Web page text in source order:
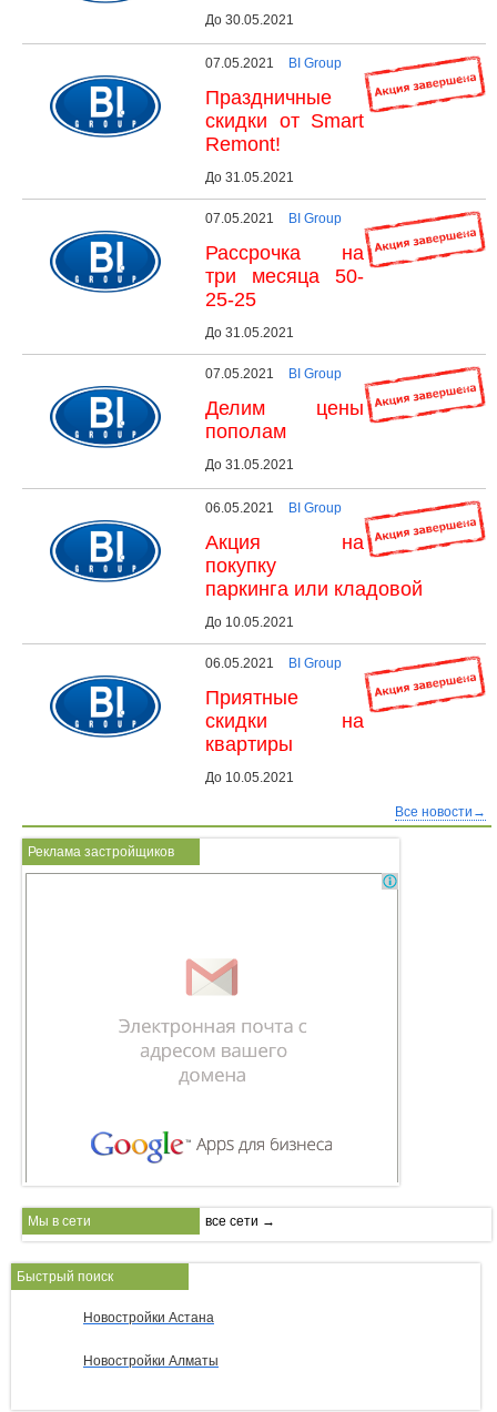
До 30.05.2021
07.05.2021 BI Group
Праздничные
скидки от Smart
Remont!
До 31.05.2021
07.05.2021 BI Group
Рассрочка на
три месяца 50-
25-25
До 31.05.2021
07.05.2021 BI Group
Делим цены
пополам
До 31.05.2021
06.05.2021 BI Group
Акция на
покупку
паркинга или кладовой
До 10.05.2021
06.05.2021 BI Group
Приятные
скидки на
квартиры
До 10.05.2021
Все новости→
Реклама застройщиков
Мы в сети все сети →
Быстрый поиск
Новостройки Астана
Новостройки Алматы